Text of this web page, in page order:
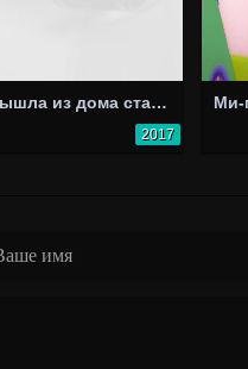
Вышла из дома старушка за хлебом и сладкой ватрушкой
2017